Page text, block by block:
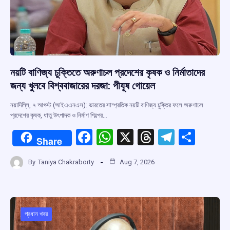
নয়টি বাণিজ্য চুক্তিতে অরুণাচল প্রদেশের কৃষক ও নির্মাতাদের
জন্য খুলবে বিশ্ববাজারের দরজা: পীযূষ গোয়েল
নয়াদিল্লি, ৭ আগস্ট (আইএএনএস): ভারতের সাম্প্রতিক নয়টি বাণিজ্য চুক্তির ফলে অরুণাচল
প্রদেশের কৃষক, ধাতু উৎপাদক ও নির্মাণ শিল্পের…
Share
F
ce
o
o
W
h
at
A
p
X
T
e
d
s
T
a
m
By Taniya Chakraborty Aug 7, 2026
প্রধান খবর